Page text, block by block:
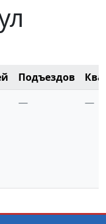
Подъездов
— —